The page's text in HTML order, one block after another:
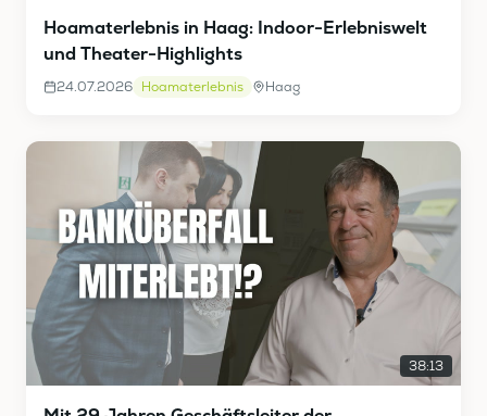
Hoamaterlebnis in Haag: Indoor-Erlebniswelt
und Theater-Highlights
24.07.2026 Hoamaterlebnis Haag
38:13